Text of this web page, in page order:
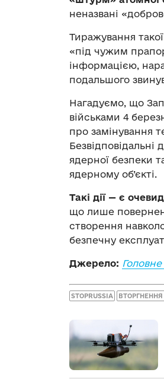
неназвані
Тиражування
«під чужим
інформацією,
подальшого
Нагадуємо, що
військами 4
про замінування
ядерної безпеки
ядерному об’єкті.
Такі дії — є
що лише
створення
безпечну
Джерело:
STOPRUSSIA